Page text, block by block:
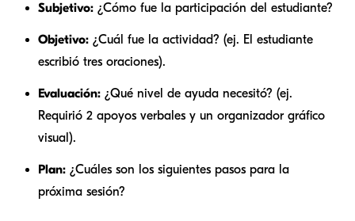
Subjetivo: ¿Cómo fue la participación del estudiante?
Objetivo: ¿Cuál fue la actividad? (ej. El estudiante
escribió tres oraciones).
Evaluación: ¿Qué nivel de ayuda necesitó? (ej.
Requirió 2 apoyos verbales y un organizador gráfico
visual).
Plan: ¿Cuáles son los siguientes pasos para la
próxima sesión?